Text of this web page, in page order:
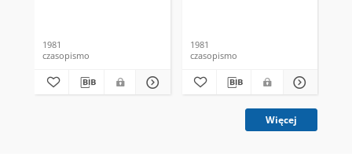
1981
czasopismo
1981
czasopismo
Więcej